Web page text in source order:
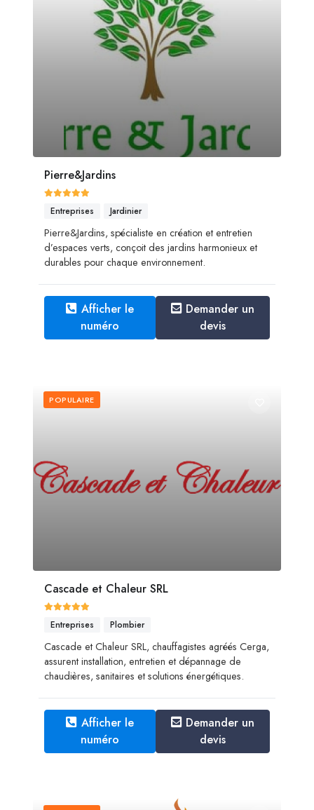
Pierre&Jardins
Entreprises Jardinier
Pierre&Jardins, spécialiste en création et entretien
d’espaces verts, conçoit des jardins harmonieux et
durables pour chaque environnement.
Afficher le
numéro
Demander un
devis
POPULAIRE
Cascade et Chaleur SRL
Entreprises Plombier
Cascade et Chaleur SRL, chauffagistes agréés Cerga,
assurent installation, entretien et dépannage de
chaudières, sanitaires et solutions énergétiques.
Afficher le
numéro
Demander un
devis